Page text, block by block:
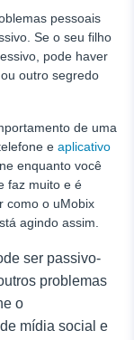
pessoais
Se o seu filho
pode haver
outro segredo
de uma
e aplicativo
enquanto você
faz muito e é
como o uMobix
agindo assim.
ser passivo-
problemas
o
mídia social e